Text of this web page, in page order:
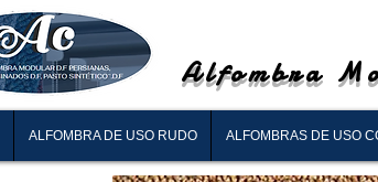
Alfombra
ALFOMBRA DE USO RUDO ALFOMBRAS DE USO